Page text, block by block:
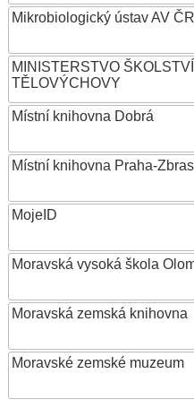
Mikrobiologický ústav AV ČR
MINISTERSTVO
TĚLOVÝCHOVY
Místní knihovna Dobrá
Místní knihovna Praha-
MojeID
Moravská vysoká škola
Moravská zemská knihovna
Moravské zemské muzeum